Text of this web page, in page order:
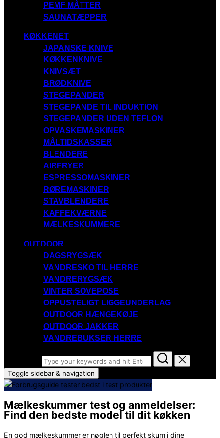
PEMF MÅTTER
SAUNATÆPPER
KØKKENET
JAPANSKE KNIVE
KØKKENKNIVE
KNIVSÆT
BRØDKNIVE
STEGEPANDER
STEGEPANDE TIL INDUKTION
STEGEPANDER UDEN TEFLON
OPVASKEMASKINER
MÅLTIDSKASSER
BLENDERE
AIRFRYER
ESPRESSOMASKINER
RØREMASKINER
STAVBLENDERE
KAFFEKVÆRNE
MÆLKESKUMMERE
OUTDOOR
DAGSRYGSÆK
VANDRESKO TIL HERRE
VANDRERYGSÆK
VINTER SOVEPOSE
OPPUSTELIGT LIGGEUNDERLAG
OUTDOOR HÆNGEKØJE
OUTDOOR JAKKER
VANDREBUKSER HERRE
Toggle sidebar & navigation
Mælkeskummer test og anmeldelser:
Find den bedste model til dit køkken
En god mælkeskummer er nøglen til perfekt skum i dine